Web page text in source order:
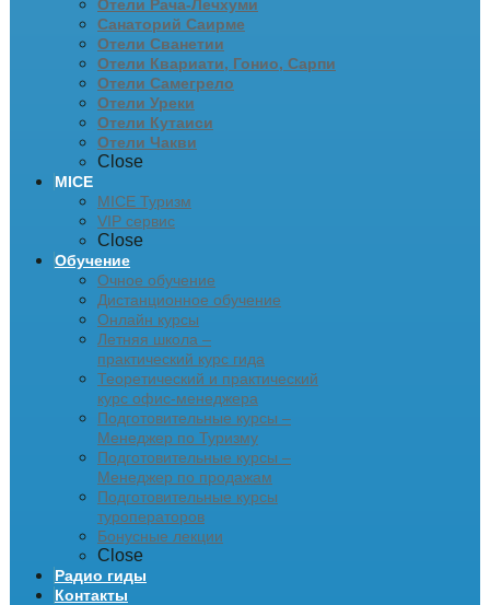
Отели Рача-Лечхуми
Санаторий Саирме
Отели Сванетии
Отели Квариати, Гонио, Сарпи
Отели Самегрело
Отели Уреки
Отели Кутаиси
Отели Чакви
Close
MICE
MICE Туризм
VIP сервис
Close
Обучение
Очное обучение
Дистанционное обучение
Онлайн курсы
Летняя школа –
практический курс гида
Теоретический и практический
курс офис-менеджера
Подготовительные курсы –
Менеджер по Туризму
Подготовительные курсы –
Менеджер по продажам
Подготовительные курсы
туроператоров
Бонусные лекции
Close
Радио гиды
Контакты